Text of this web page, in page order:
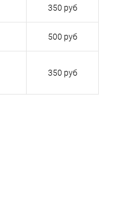
350 руб
500 руб
350 руб